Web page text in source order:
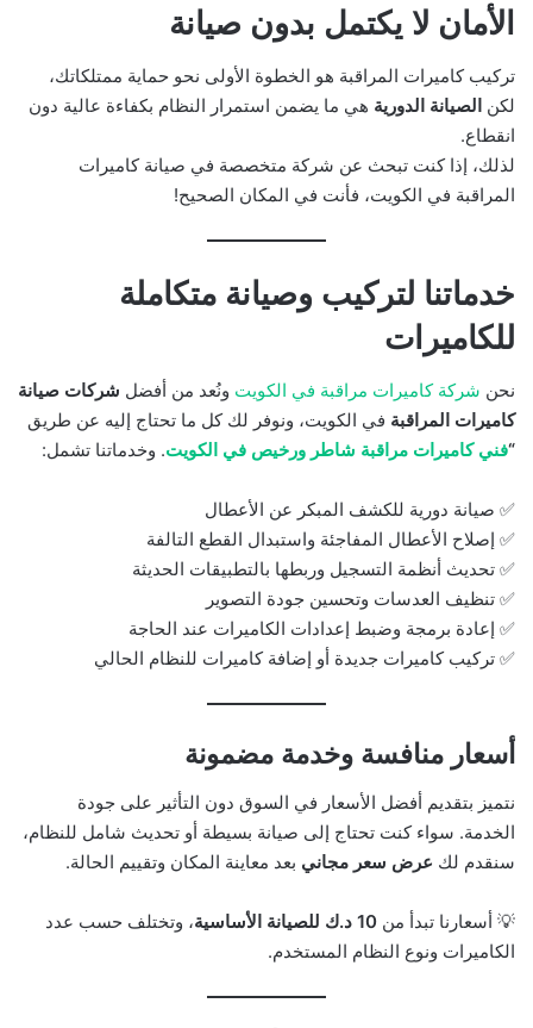
الأمان لا يكتمل بدون صيانة
تركيب كاميرات المراقبة هو الخطوة الأولى نحو حماية ممتلكاتك،
لكن الصيانة الدورية هي ما يضمن استمرار النظام بكفاءة عالية دون
انقطاع.
لذلك، إذا كنت تبحث عن شركة متخصصة في صيانة كاميرات
المراقبة في الكويت، فأنت في المكان الصحيح!
خدماتنا لتركيب وصيانة متكاملة
للكاميرات
نحن شركة كاميرات مراقبة في الكويت ونُعد من أفضل شركات صيانة
كاميرات المراقبة في الكويت، ونوفر لك كل ما تحتاج إليه عن طريق
“فني كاميرات مراقبة شاطر ورخيص في الكويت. وخدماتنا تشمل:
✅ صيانة دورية للكشف المبكر عن الأعطال
✅ إصلاح الأعطال المفاجئة واستبدال القطع التالفة
✅ تحديث أنظمة التسجيل وربطها بالتطبيقات الحديثة
✅ تنظيف العدسات وتحسين جودة التصوير
✅ إعادة برمجة وضبط إعدادات الكاميرات عند الحاجة
✅ تركيب كاميرات جديدة أو إضافة كاميرات للنظام الحالي
أسعار منافسة وخدمة مضمونة
نتميز بتقديم أفضل الأسعار في السوق دون التأثير على جودة
الخدمة. سواء كنت تحتاج إلى صيانة بسيطة أو تحديث شامل للنظام،
سنقدم لك عرض سعر مجاني بعد معاينة المكان وتقييم الحالة.
💡 أسعارنا تبدأ من 10 د.ك للصيانة الأساسية
، وتختلف حسب عدد
الكاميرات ونوع النظام المستخدم.